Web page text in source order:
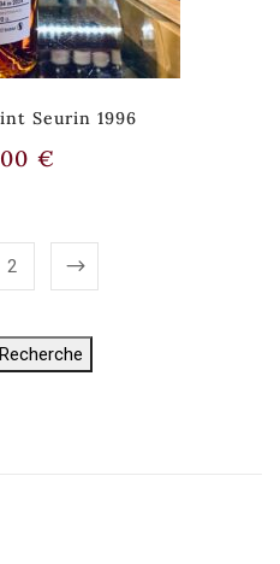
Recherche
Seurin 1996
€
2